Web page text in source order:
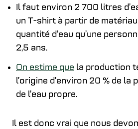
Il faut environ 2 700 litres
un T-shirt à partir de
quantité d’eau qu’une
2,5 ans.
On estime que la production
l’origine d’environ 20 % de
de l’eau propre.
Il est donc vrai que nous